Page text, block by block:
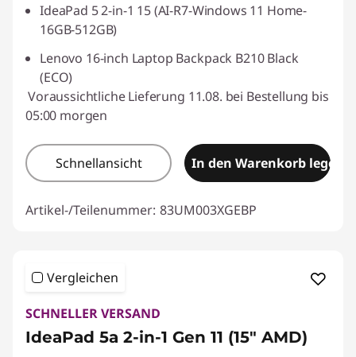
IdeaPad 5 2-in-1 15 (AI-R7-Windows 11 Home-
16GB-512GB)
Lenovo 16-inch Laptop Backpack B210 Black
(ECO)
Voraussichtliche Lieferung 11.08. bei Bestellung bis
05:00 morgen
Schnellansicht In den Warenkorb legen
Artikel-/Teilenummer: 83UM003XGEBP
Vergleichen
SCHNELLER VERSAND
IdeaPad 5a 2-in-1 Gen 11 (15" AMD)